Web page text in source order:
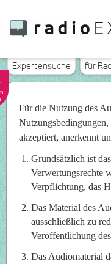
Expertensuche für
Für die Nutzung des
akzeptiert, anerkennt
Grundsätzlich ist
Verwertungsrechte
Verpflichtung, das
Das Material des
ausschließlich zu
Veröffentlichung
Das Audiomaterial